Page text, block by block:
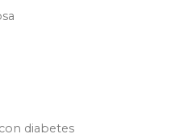
diabetes